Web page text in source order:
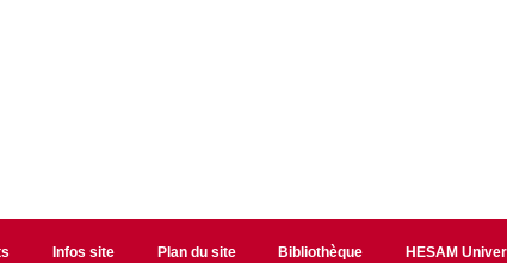
Infos site Plan du site Bibliothèque HESAM